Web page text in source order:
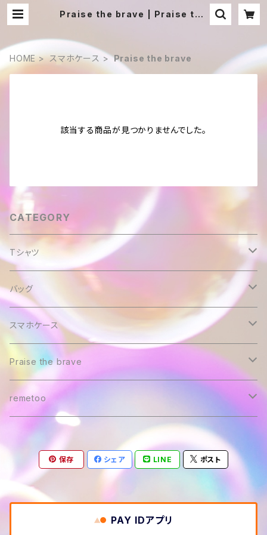
Praise the brave | Praise the
HOME スマホケース Praise the brave
該当する商品が見つかりませんでした。
CATEGORY
Tシャツ
えらかったね卒業式記念
バッグ
えらかったね卒業式
スマホケース
Praise the brave
remetoo
Praise the brave
Tシャツ
トートバッグ
スマホケース
remetoo
スマホケース
保存 シェア LINE ポスト
PAY IDアプリ